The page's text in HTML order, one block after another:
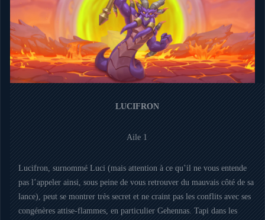
LUCIFRON
Aile 1
Lucifron, surnommé Luci (mais attention à ce qu’il ne vous entende
pas l’appeler ainsi, sous peine de vous retrouver du mauvais côté de sa
lance), peut se montrer très secret et ne craint pas les conflits avec ses
congénères attise-flammes, en particulier Gehennas. Tapi dans les